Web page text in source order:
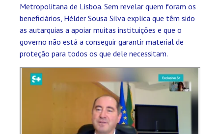
Metropolitana de Lisboa. Sem revelar quem foram os
beneficiários, Hélder Sousa Silva explica que têm sido
as autarquias a apoiar muitas instituições e que o
governo não está a conseguir garantir material de
proteção para todos os que dele necessitam.